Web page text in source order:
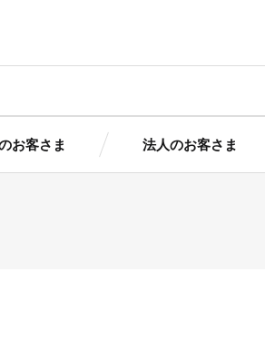
お客さま 法人のお客さま